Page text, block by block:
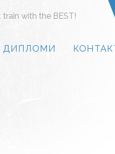
with the BEST!
ДИПЛОМИ